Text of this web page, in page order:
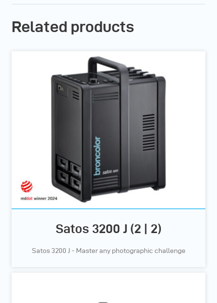
Related products
Satos 3200 J (2 | 2)
Satos 3200 J - Master any photographic challenge